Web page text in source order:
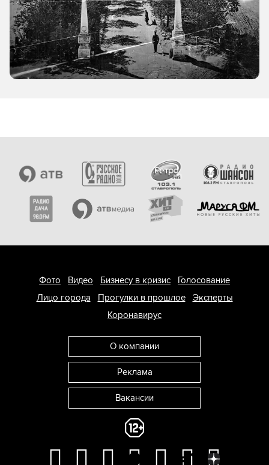
Фото Видео Бизнесу в кризис
Голосование
Лицо города
Прогулки в прошлое
Эксперты
Коронавирус
О компании
Реклама
Вакансии